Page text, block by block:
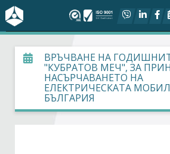
За БСК
На фокус
Актуално
ВРЪЧВАНЕ НА
"КУБРАТОВ МЕЧ", ЗА
НАСЪРЧАВАНЕТО НА
ЕЛЕКТРИЧЕСКАТА
БЪЛГАРИЯ